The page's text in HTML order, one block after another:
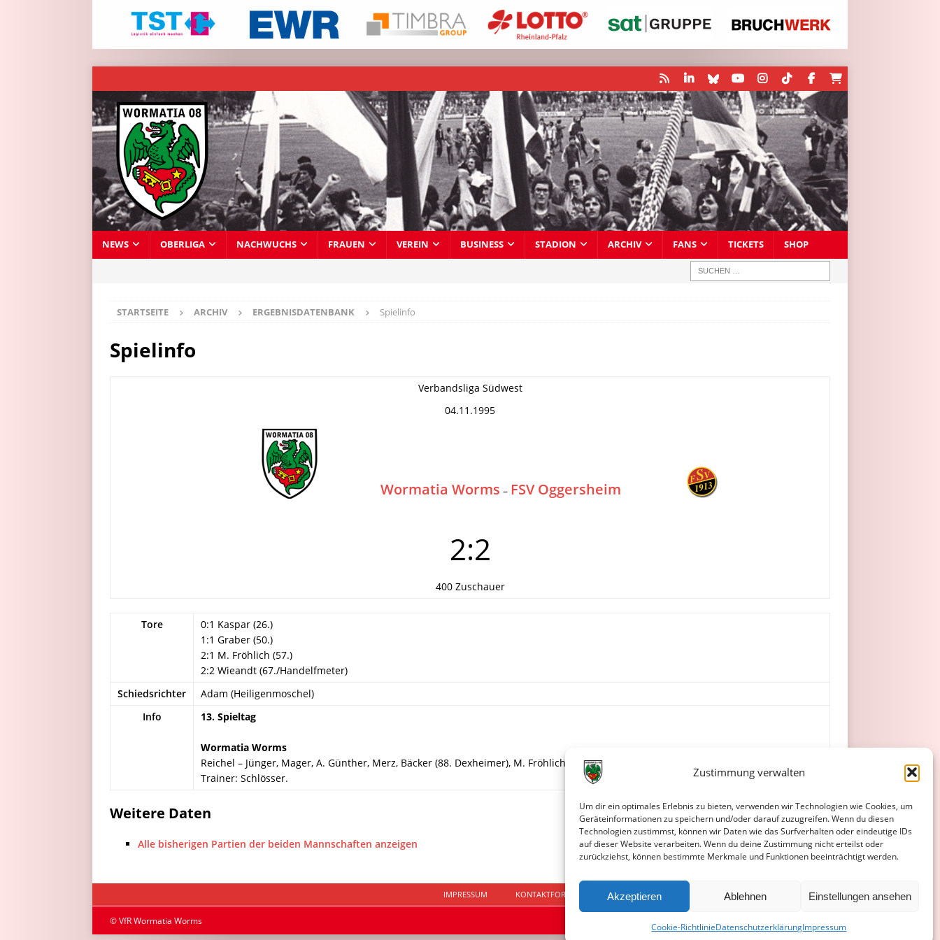
Zustimmung verwalten
Um dir ein optimales Erlebnis zu bieten, verwenden wir Technologien wie Cookies, um
Geräteinformationen zu speichern und/oder darauf zuzugreifen. Wenn du diesen
Technologien zustimmst, können wir Daten wie das Surfverhalten oder eindeutige IDs
auf dieser Website verarbeiten. Wenn du deine Zustimmung nicht erteilst oder
zurückziehst, können bestimmte Merkmale und Funktionen beeinträchtigt werden.
Akzeptieren Ablehnen Einstellungen ansehen
Cookie-RichtlinieDatenschutzerklärungImpressum
NEWS OBERLIGA NACHWUCHS FRAUEN VEREIN BUSINESS STADION ARCHIV FANS TICKETS SHOP
STARTSEITE ARCHIV ERGEBNISDATENBANK Spielinfo
Spielinfo
Verbandsliga Südwest
04.11.1995
Wormatia Worms – FSV Oggersheim
2:2
400 Zuschauer
Tore
0:1 Kaspar (26.)
1:1 Graber (50.)
2:1 M. Fröhlich (57.)
2:2 Wieandt (67./Handelfmeter)
Schiedsrichter
Adam (Heiligenmoschel)
Info
13. Spieltag
Wormatia Worms
Reichel – Jünger, Mager, A. Günther, Merz, Bäcker (88. Dexheimer), M. Fröhlich, Zimmer, Graber (72. Balz), S. Schmitt, T. Bopp.
Trainer: Schlösser.
Weitere Daten
Alle bisherigen Partien der beiden Mannschaften anzeigen
IMPRESSUM KONTAKTFORMULAR DATENSCHUTZERKLÄRUNG COOKIE-RICHTLINIE (EU)
© VfR Wormatia Worms